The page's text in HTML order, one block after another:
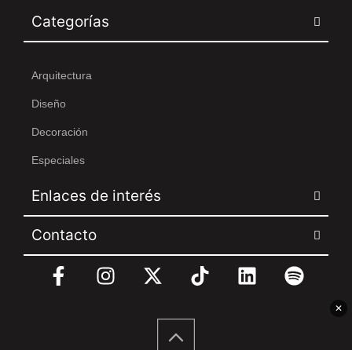
✕
Categorías
Arquitectura
Diseño
Decoración
Especiales
Enlaces de interés
Contacto